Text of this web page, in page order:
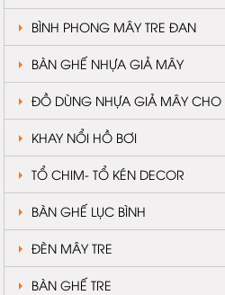
BÌNH PHONG MÂY TRE ĐAN
BÀN GHẾ NHỰA GIẢ MÂY
ĐỒ DÙNG NHỰA GIẢ MÂY
KHAY NỔI HỒ BƠI
TỔ CHIM- TỔ KÉN DECOR
BÀN GHẾ LỤC BÌNH
ĐÈN MÂY TRE
BÀN GHẾ TRE